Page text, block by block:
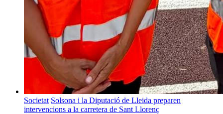
Societat Solsona i la Diputació de Lleida preparen
intervencions a la carretera de Sant Llorenç